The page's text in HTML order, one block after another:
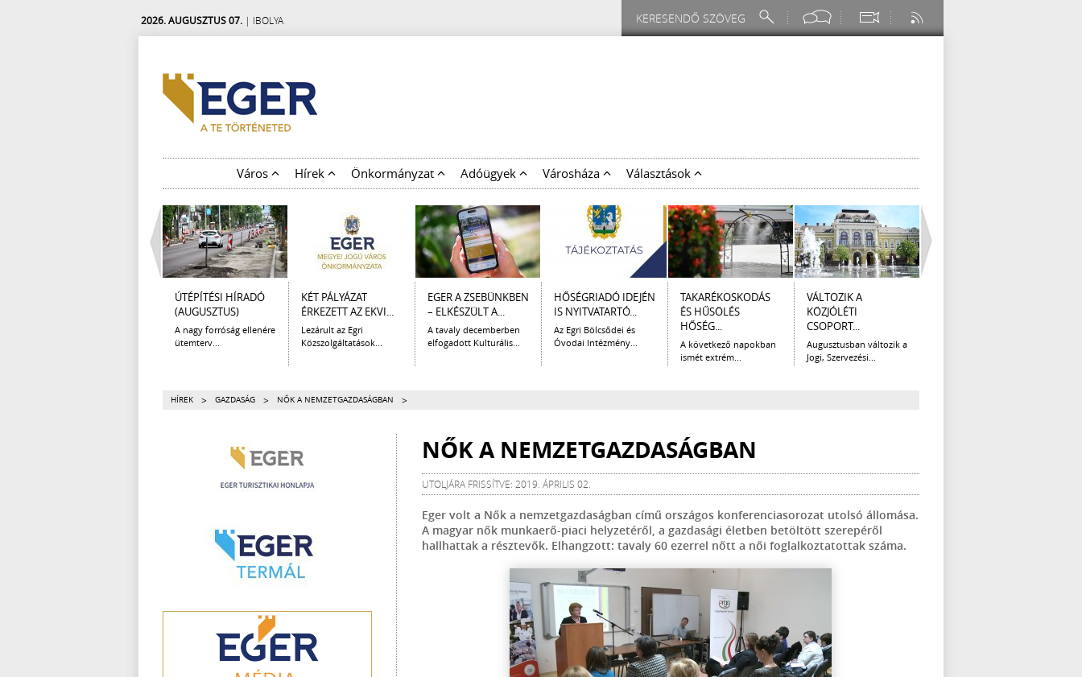
2026. AUGUSZTUS 07. | IBOLYA
Város Hírek Önkormányzat Adóügyek Városháza Választások
ÚTÉPÍTÉSI HÍRADÓ
(AUGUSZTUS)
A nagy forróság ellenére
ütemterv...
KÉT PÁLYÁZAT
ÉRKEZETT AZ EKVI...
Lezárult az Egri
Közszolgáltatások...
EGER A ZSEBÜNKBEN
– ELKÉSZÜLT A...
A tavaly decemberben
elfogadott Kulturális...
HŐSÉGRIADÓ IDEJÉN
IS NYITVATARTÓ...
Az Egri Bölcsődei és
Óvodai Intézmény...
TAKARÉKOSKODÁS
ÉS HŰSÖLÉS
HŐSÉG...
A következő napokban
ismét extrém...
VÁLTOZIK A
KÖZJÓLÉTI
CSOPORT...
Augusztusban változik a
Jogi, Szervezési...
HÍREK > GAZDASÁG > NŐK A NEMZETGAZDASÁGBAN >
NŐK A NEMZETGAZDASÁGBAN
UTOLJÁRA FRISSÍTVE: 2019. ÁPRILIS 02.
Eger volt a Nők a nemzetgazdaságban című országos konferenciasorozat utolsó állomása.
A magyar nők munkaerő-piaci helyzetéről, a gazdasági életben betöltött szerepéről
hallhattak a résztevők. Elhangzott: tavaly 60 ezerrel nőtt a női foglalkoztatottak száma.